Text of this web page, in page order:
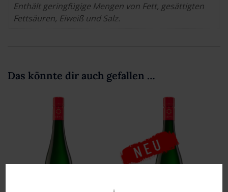
Enthält geringfügige Mengen von Fett, gesättigten
Fettsäuren, Eiweiß und Salz.
Das könnte dir auch gefallen …